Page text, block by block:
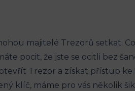
majitelé Trezorů setkat.
pocit, že jste se ocitli bez
Trezor a získat přístup
klíč, máme pro vás několik